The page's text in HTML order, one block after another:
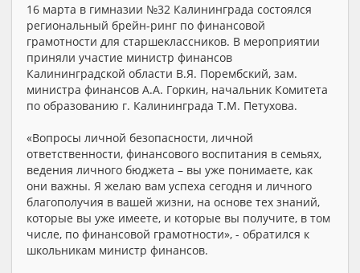
16 марта в гимназии №32 Калининграда состоялся
региональный брейн-ринг по финансовой
грамотности для старшеклассников. В мероприятии
приняли участие министр финансов
Калининградской области В.Я. Порембский, зам.
министра финансов А.А. Горкин, начальник Комитета
по образованию г. Калининграда Т.М. Петухова.
«Вопросы личной безопасности, личной
ответственности, финансового воспитания в семьях,
ведения личного бюджета – вы уже понимаете, как
они важны. Я желаю вам успеха сегодня и личного
благополучия в вашей жизни, на основе тех знаний,
которые вы уже имеете, и которые вы получите, в том
числе, по финансовой грамотности», - обратился к
школьникам министр финансов.